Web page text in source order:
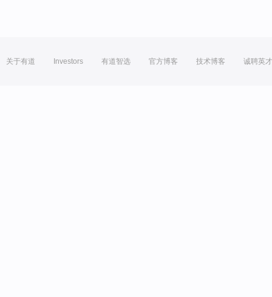
关于有道 Investors 有道智选 官方博客 技术博客 诚聘英才